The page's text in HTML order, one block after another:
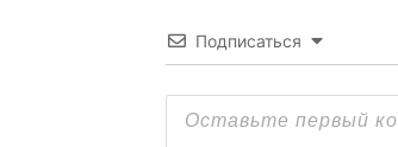
Подписаться